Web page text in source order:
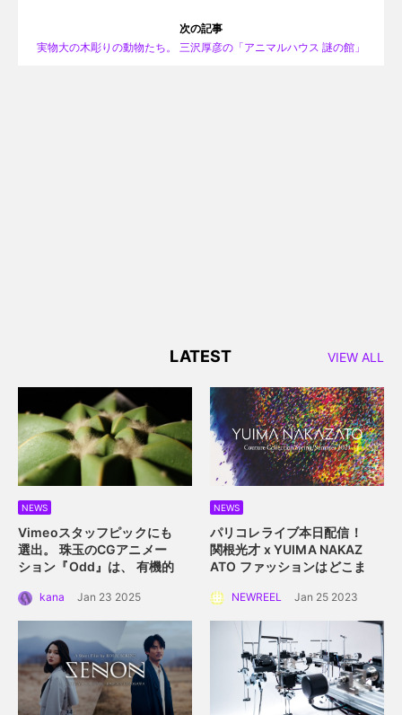
次の記事
実物大の木彫りの動物たち。 三沢厚彦の「アニマルハウス 謎の館」
LATEST VIEW ALL
NEWS
Vimeoスタッフピックにも
選出。 珠玉のCGアニメー
ション『Odd』は、 有機的
則性を描く。
kana Jan 23 2025
NEWS
パリコレライブ本日配信！
関根光才 x YUIMA NAKAZ
ATO ファッションはどこま
れるか？
NEWREEL Jan 25 2023